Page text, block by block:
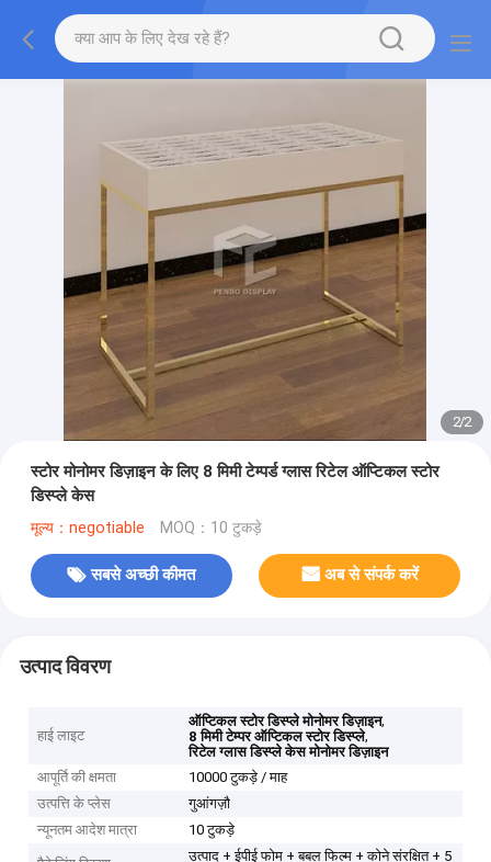
2/2
स्टोर मोनोमर डिज़ाइन के लिए 8 मिमी टेम्पर्ड ग्लास रिटेल ऑप्टिकल स्टोर
डिस्प्ले केस
मूल्य：negotiable MOQ：10 टुकड़े
सबसे अच्छी कीमत अब से संपर्क करें
उत्पाद विवरण
हाई लाइट
ऑप्टिकल स्टोर डिस्प्ले मोनोमर डिज़ाइन,
8 मिमी टेम्पर ऑप्टिकल स्टोर डिस्प्ले,
रिटेल ग्लास डिस्प्ले केस मोनोमर डिज़ाइन
आपूर्ति की क्षमता
10000 टुकड़े / माह
उत्पत्ति के प्लेस
गुआंगज़ौ
न्यूनतम आदेश मात्रा
10 टुकड़े
उत्पाद + ईपीई फोम + बबल फिल्म + कोने संरक्षित + 5